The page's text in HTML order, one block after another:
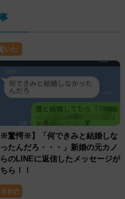
いた
※驚愕※】「何できみと結婚しな
たんだろ・・・」新婚の元カノ
のLINEに返信したメッセージが
ら！！
れた